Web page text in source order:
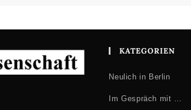
KATEGORIEN
Neulich in Berlin
Im Gespräch mit …